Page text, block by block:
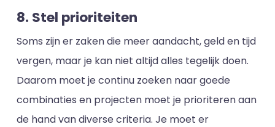
8. Stel prioriteiten
Soms zijn er zaken die meer aandacht, geld en tijd
vergen, maar je kan niet altijd alles tegelijk doen.
Daarom moet je continu zoeken naar goede
combinaties en projecten moet je prioriteren aan
de hand van diverse criteria. Je moet er